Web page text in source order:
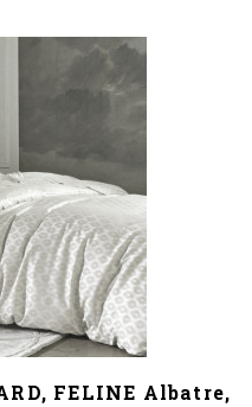
FELINE Albatre,